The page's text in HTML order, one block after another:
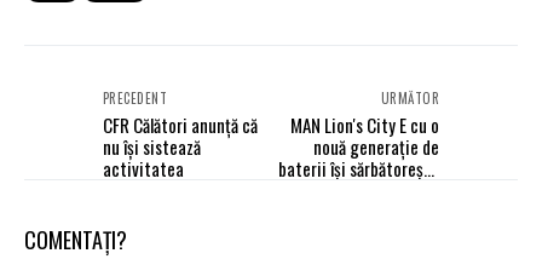
PRECEDENT
CFR Călători anunță că
nu își sistează
activitatea
URMĂTOR
MAN Lion's City E cu o
nouă generație de
baterii își sărbătorește
COMENTAȚI?